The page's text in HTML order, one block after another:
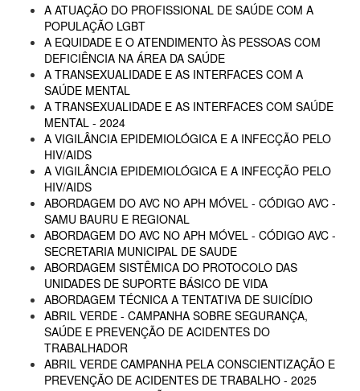
A ATUAÇÃO DO PROFISSIONAL DE SAÚDE COM A
POPULAÇÃO LGBT
A EQUIDADE E O ATENDIMENTO ÀS PESSOAS COM
DEFICIÊNCIA NA ÁREA DA SAÚDE
A TRANSEXUALIDADE E AS INTERFACES COM A
SAÚDE MENTAL
A TRANSEXUALIDADE E AS INTERFACES COM SAÚDE
MENTAL - 2024
A VIGILÂNCIA EPIDEMIOLÓGICA E A INFECÇÃO PELO
HIV/AIDS
A VIGILÂNCIA EPIDEMIOLÓGICA E A INFECÇÃO PELO
HIV/AIDS
ABORDAGEM DO AVC NO APH MÓVEL - CÓDIGO AVC -
SAMU BAURU E REGIONAL
ABORDAGEM DO AVC NO APH MÓVEL - CÓDIGO AVC -
SECRETARIA MUNICIPAL DE SAUDE
ABORDAGEM SISTÊMICA DO PROTOCOLO DAS
UNIDADES DE SUPORTE BÁSICO DE VIDA
ABORDAGEM TÉCNICA A TENTATIVA DE SUICÍDIO
ABRIL VERDE - CAMPANHA SOBRE SEGURANÇA,
SAÚDE E PREVENÇÃO DE ACIDENTES DO
TRABALHADOR
ABRIL VERDE CAMPANHA PELA CONSCIENTIZAÇÃO E
PREVENÇÃO DE ACIDENTES DE TRABALHO - 2025